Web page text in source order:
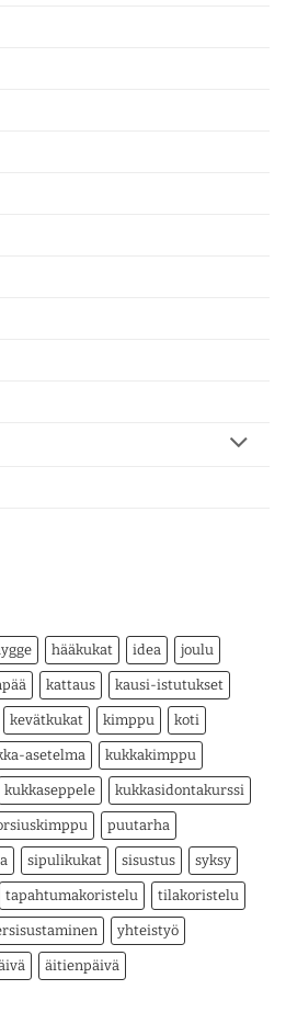
hääkukat idea joulu
kattaus kausi-istutukset
kevätkukat kimppu koti
asetelma kukkakimppu
kukkaseppele kukkasidontakurssi
puutarha
sipulikukat sisustus syksy
tapahtumakoristelu tilakoristelu
yhteistyö
äitienpäivä